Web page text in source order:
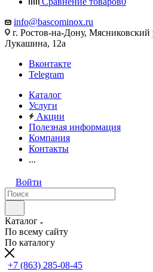
info@bascominox.ru
г. Ростов-на-Дону,
Лукашина, 12а
Вконтакте
Telegram
Каталог
Услуги
Акции
Полезная информация
Компания
Контакты
...
Войти
Каталог
По всему сайту
По каталогу
+7 (863) 285-08-45